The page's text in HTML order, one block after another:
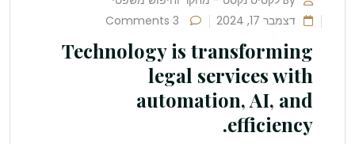
דצמבר 17, 2024
Technology is transforming
legal services with
automation, AI, and
efficiency.